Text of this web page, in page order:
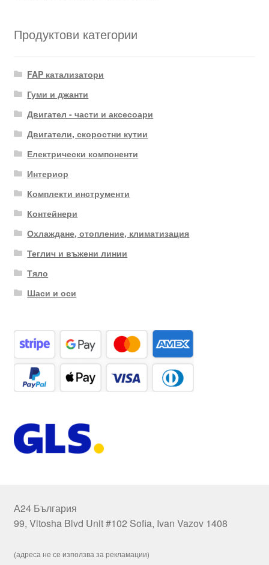
Продуктови категории
FAP катализатори
Гуми и джанти
Двигател - части и аксесоари
Двигатели, скоростни кутии
Електрически компоненти
Интериор
Комплекти инструменти
Контейнери
Охлаждане, отопление, климатизация
Теглич и въжени линии
Тяло
Шаси и оси
А24 България
99, Vitosha Blvd Unit #102 Sofia, Ivan Vazov 1408
(адреса не се използва за рекламации)